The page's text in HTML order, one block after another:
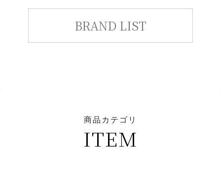
BRAND LIST
商品カテゴリ
ITEM